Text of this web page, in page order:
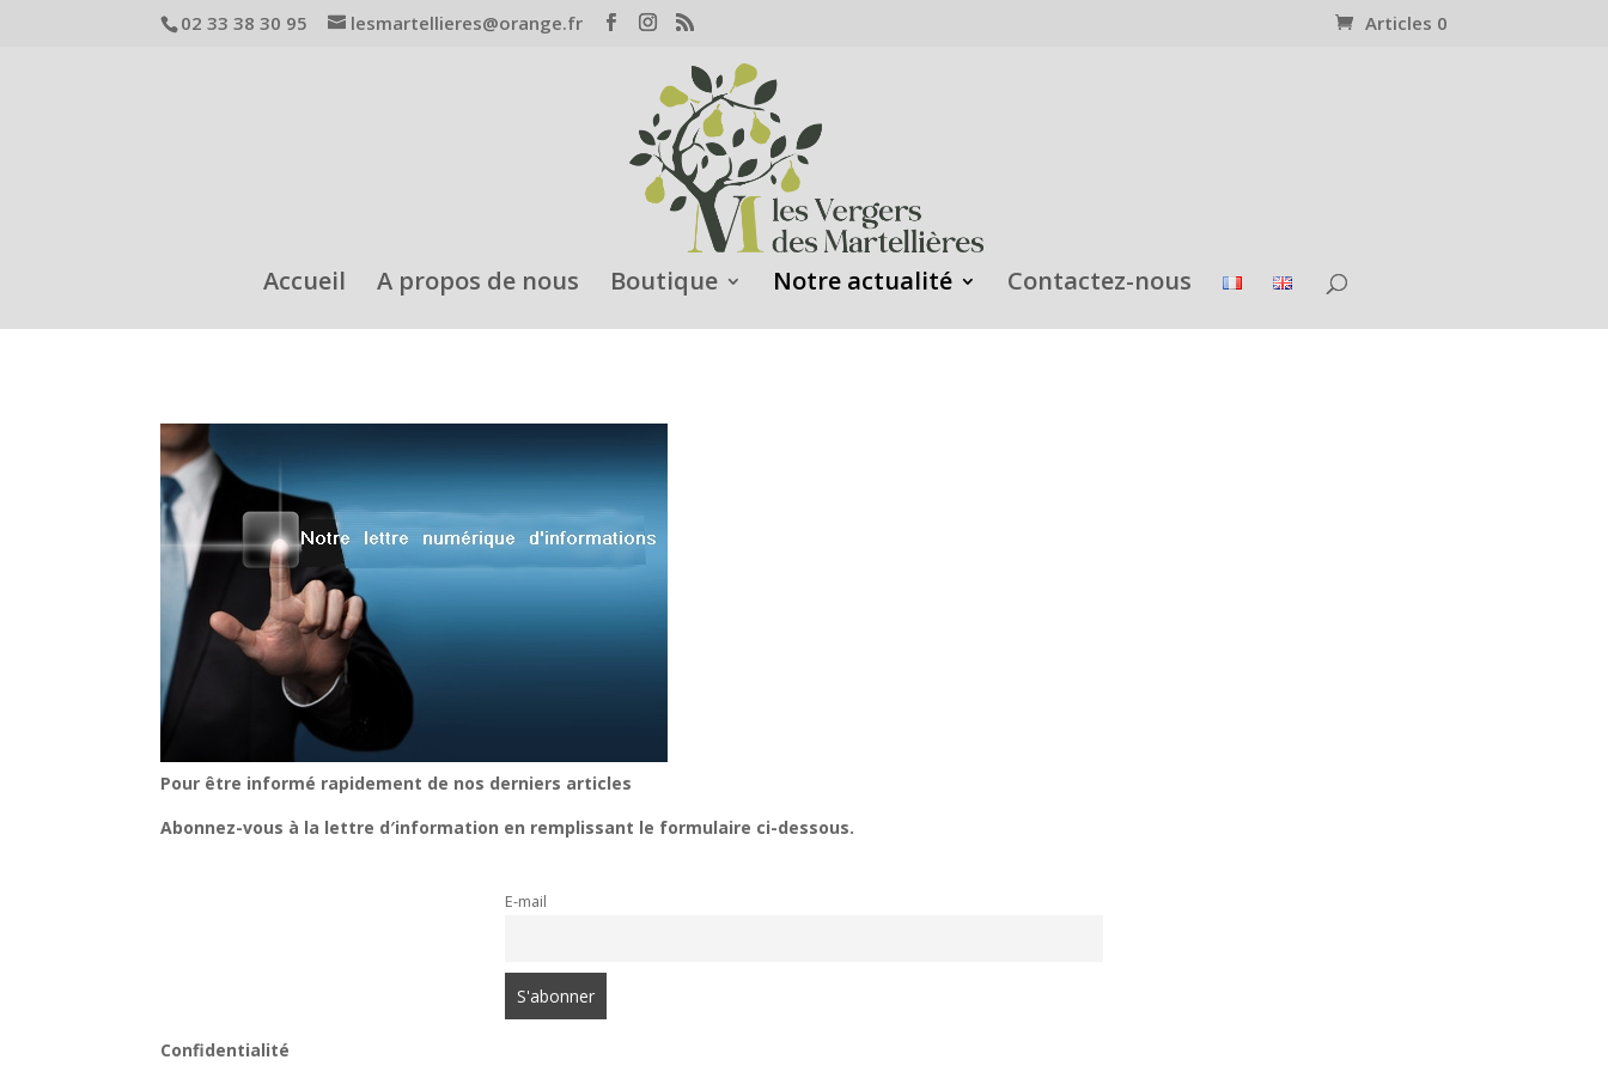
02 33 38 30 95 lesmartellieres@orange.fr Articles 0
Accueil A propos de nous Boutique Notre actualité Contactez-nous
Pour être informé rapidement de nos derniers articles
Abonnez-vous à la lettre d′information en remplissant le formulaire ci-dessous.
E-mail
Confidentialité